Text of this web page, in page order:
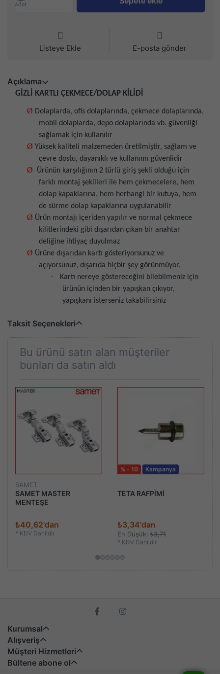
Adet
Listeye Ekle E-posta gönder
Açıklama
GİZLİ KARTLI ÇEKMECE/DOLAP KİLİDİ
Ø Dolaplarda, ofis dolaplarında, çekmece dolaplarında,
mobil dolaplarda, depo dolaplarında vb. güvenliği
sağlamak için kullanılır
Ø Yüksek kaliteli malzemeden üretilmiştir, sağlam ve
çevre dostu, dayanıklı ve kullanımı güvenlidir
Ø
Ürünün karşılığının 2 türlü giriş şekli olduğu için
farklı montaj şekilleri ile hem çekmecelere, hem
dolap kapaklarına, hem herhangi bir kutuya, hem
de sürme dolap kapaklarına uygulanabilir
Ø Ürün montajı içeriden yapılır ve normal çekmece
kilitlerindeki gibi dışarıdan çıkan bir anahtar
deliğine ihtiyaç duyulmaz
Ø Ürüne dışarıdan kartı gösteriyorsunuz ve
açıyorsunuz, dışarıda hiçbir şey görünmüyor.
·
Kartı nereye göstereceğini bilebilmeniz için
ürünün içinden bir yapışkan çıkıyor,
yapışkanı isterseniz takabilirsiniz
Taksit Seçenekleri
Bu ürünü satın alan müşteriler
bunları da satın aldı
SAMET
SAMET MASTER
MENTEŞE
₺40,62'dan
* KDV Dahildir
% - 10 Kampanya
TETA RAFPİMİ
₺3,34'dan
En Düşük: ₺3,71
* KDV Dahildir
Kurumsal
Alışveriş
Müşteri Hizmetleri
Bültene abone ol